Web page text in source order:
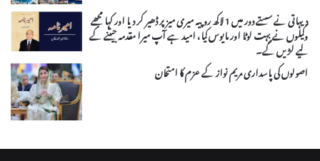
دیہاتی نے سستے دور میں 1 لاکھ روپیہ میری میز پر ڈھیر کر دیا اور کہا مجھے
وکیلوں نے بہت لوٹا اور مایوس کیا، امید ہے آپ میرا مقدمہ جیتنے کے
لیے لڑیں گے۔
اصولوں کی پاسداری مریم نواز کے عزم کا امتحان